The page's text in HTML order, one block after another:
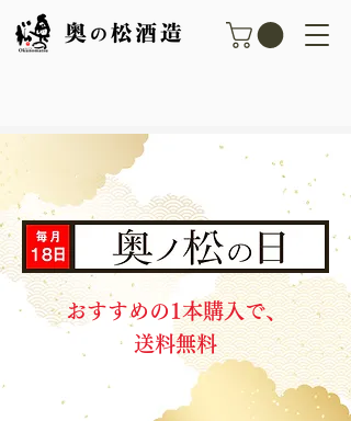
​おすすめの1本購入で、
送料無料